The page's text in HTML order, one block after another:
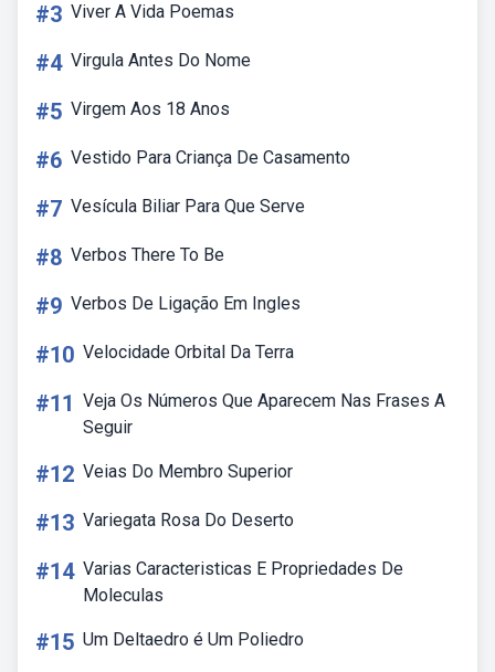
#3 Viver A Vida Poemas
#4 Virgula Antes Do Nome
#5 Virgem Aos 18 Anos
#6 Vestido Para Criança De Casamento
#7 Vesícula Biliar Para Que Serve
#8 Verbos There To Be
#9 Verbos De Ligação Em Ingles
#10 Velocidade Orbital Da Terra
#11 Veja Os Números Que Aparecem Nas Frases A
Seguir
#12 Veias Do Membro Superior
#13 Variegata Rosa Do Deserto
#14 Varias Caracteristicas E Propriedades De
Moleculas
#15 Um Deltaedro é Um Poliedro